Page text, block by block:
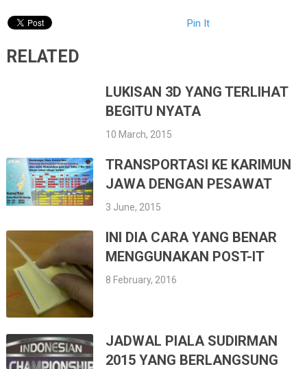
Pin It
RELATED
LUKISAN 3D YANG TERLIHAT
BEGITU NYATA
10 March, 2015
TRANSPORTASI KE KARIMUN
JAWA DENGAN PESAWAT
3 June, 2015
INI DIA CARA YANG BENAR
MENGGUNAKAN POST-IT
8 February, 2016
JADWAL PIALA SUDIRMAN
2015 YANG BERLANGSUNG